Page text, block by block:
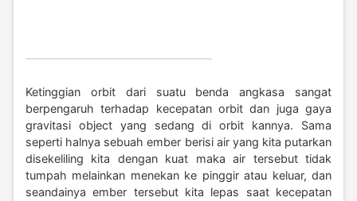
Ketinggian orbit dari suatu benda angkasa sangat
berpengaruh terhadap kecepatan orbit dan juga gaya
gravitasi object yang sedang di orbit kannya. Sama
seperti halnya sebuah ember berisi air yang kita putarkan
disekeliling kita dengan kuat maka air tersebut tidak
tumpah melainkan menekan ke pinggir atau keluar, dan
seandainya ember tersebut kita lepas saat kecepatan